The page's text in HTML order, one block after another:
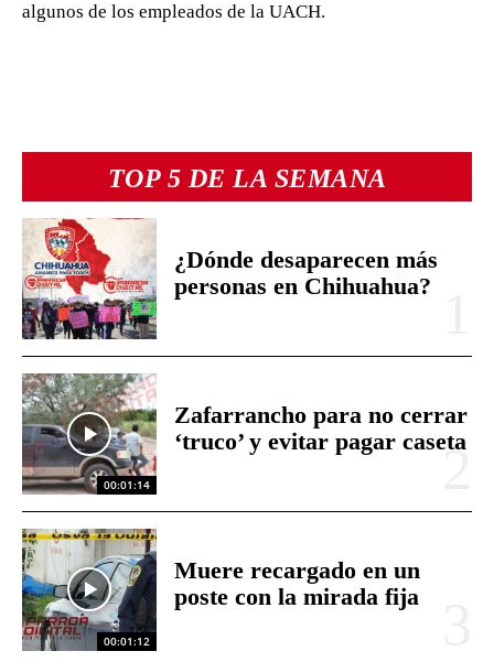
TOP 5 DE LA SEMANA
¿Dónde desaparecen más
personas en Chihuahua?
00:01:14
Zafarrancho para no cerrar
‘truco’ y evitar pagar caseta
00:01:12
Muere recargado en un
poste con la mirada fija
algunos de los empleados de la UACH.